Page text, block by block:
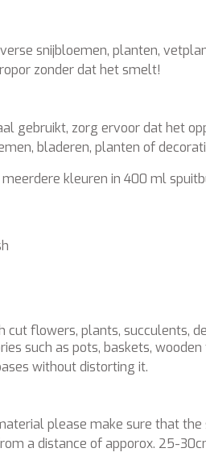
snijbloemen, planten,
zonder dat het smelt!
gebruikt, zorg ervoor dat het
bladeren, planten of
kleuren in 400 ml
flowers, plants, succulents,
such as pots, baskets,
without distorting it.
please make sure that
a distance of apporox. 25-